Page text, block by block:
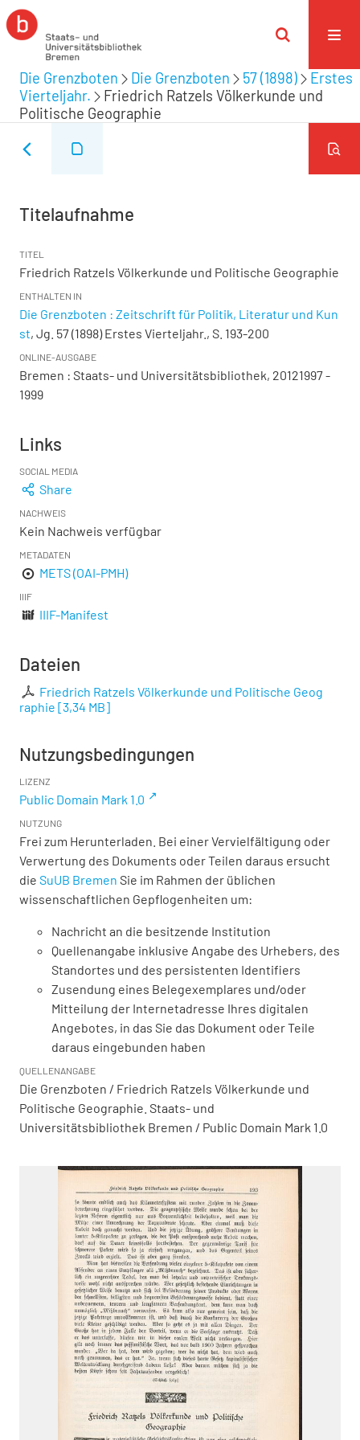
Die Grenzboten Die Grenzboten 57 (1898)
Erstes
Vierteljahr.
Friedrich Ratzels Völkerkunde und
Politische Geographie
Titelaufnahme
TITEL
Friedrich Ratzels Völkerkunde und Politische Geographie
ENTHALTEN IN
Die Grenzboten : Zeitschrift für Politik, Literatur und Kun
st, Jg. 57 (1898) Erstes Vierteljahr., S. 193-200
ONLINE-AUSGABE
Bremen : Staats- und Universitätsbibliothek, 20121997 -
1999
Links
SOCIAL MEDIA
Share
NACHWEIS
Kein Nachweis verfügbar
METADATEN
METS (OAI-PMH)
IIIF
IIIF-Manifest
Dateien
Friedrich Ratzels Völkerkunde und Politische Geog
raphie [3,34 MB]
Nutzungsbedingungen
LIZENZ
Public Domain Mark 1.0
NUTZUNG
Frei zum Herunterladen. Bei einer Vervielfältigung oder
Verwertung des Dokuments oder Teilen daraus ersucht
die SuUB Bremen Sie im Rahmen der üblichen
wissenschaftlichen Gepflogenheiten um:
Nachricht an die besitzende Institution
Quellenangabe inklusive Angabe des Urhebers, des
Standortes und des persistenten Identifiers
Zusendung eines Belegexemplares und/oder
Mitteilung der Internetadresse Ihres digitalen
Angebotes, in das Sie das Dokument oder Teile
daraus eingebunden haben
QUELLENANGABE
Die Grenzboten / Friedrich Ratzels Völkerkunde und
Politische Geographie. Staats- und
Universitätsbibliothek Bremen / Public Domain Mark 1.0